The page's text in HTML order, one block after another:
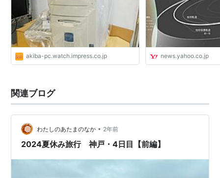
akiba-pc.watch.impress.co.jp
ニュース
news.yahoo.co.jp
関連ブログ
わたしのあたまのなか • 2年前
2024夏休み旅行 神戸・4日目【前編】